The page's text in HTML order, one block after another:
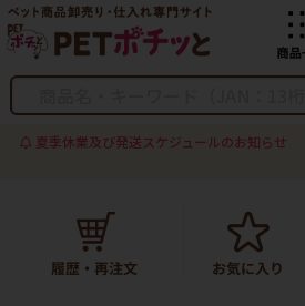
夏季休業及び発送スケジュールのお知らせ